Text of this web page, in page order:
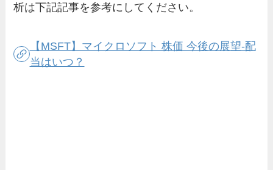
析は下記記事を参考にしてください。
【MSFT】マイクロソフト 株価 今後の展望-配
当はいつ？